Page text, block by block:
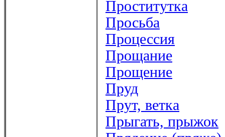
Проститутка
Просьба
Процессия
Прощание
Прощение
Пруд
Прут, ветка
Прыгать, прыжок